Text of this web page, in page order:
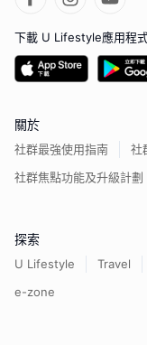
下載 U Lifestyle應用程
關於
社群最強使用指南
社
社群焦點功能及升級計劃
探索
U Lifestyle Travel
e-zone